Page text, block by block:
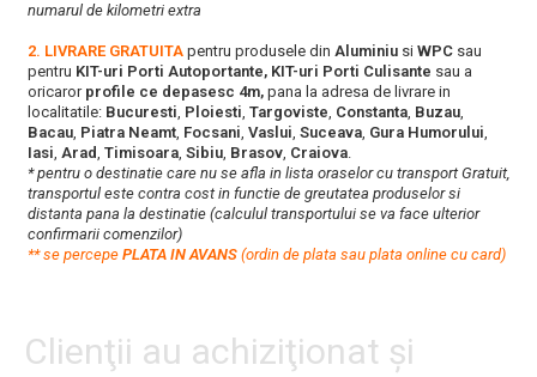
numarul de kilometri extra
2. LIVRARE GRATUITA pentru produsele din Aluminiu si WPC sau
pentru KIT-uri Porti Autoportante, KIT-uri Porti Culisante sau a
oricarorprofile ce depasesc 4m, pana la adresa de livrare in
localitatile: Bucuresti, Ploiesti, Targoviste, Constanta, Buzau,
Bacau, Piatra Neamt, Focsani, Vaslui, Suceava, Gura Humorului,
Iasi, Arad, Timisoara, Sibiu, Brasov, Craiova.
* pentru o destinatie care nu se afla in lista oraselor cu transport Gratuit,
transportul este contra cost in functie de greutatea produselor si
distanta pana la destinatie (calculul transportului se va face ulterior
confirmarii comenzilor)
**se percepe PLATA IN AVANS (ordin de plata sau plata online cu card)
Clienţii au achiziţionat şi